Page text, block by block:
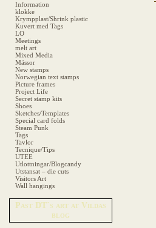
Information
klokke
Krympplast/Shrink plastic
Kuvert med Tags
LO
Meetings
melt art
Mixed Media
Mässor
New stamps
Norwegian text stamps
Picture frames
Project Life
Secret stamp kits
Shoes
Sketches/Templates
Special card folds
Steam Punk
Tags
Tavlor
Tecnique/Tips
UTEE
Utlottningar/Blogcandy
Utstansat – die cuts
Visitors Art
Wall hangings
Past DT´s art at Vildas
blog